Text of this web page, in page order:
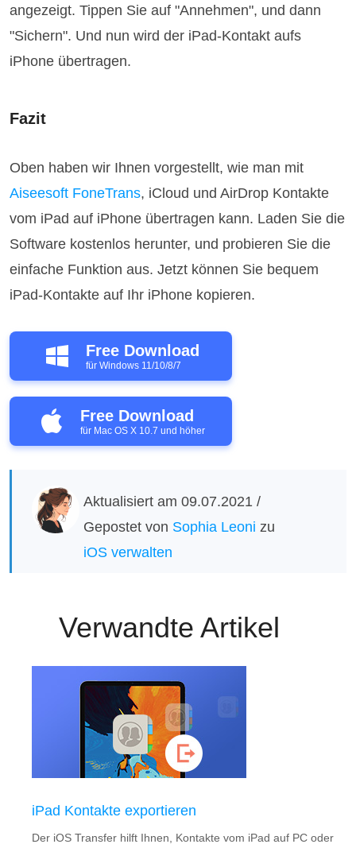
angezeigt. Tippen Sie auf "Annehmen", und dann
"Sichern". Und nun wird der iPad-Kontakt aufs
iPhone übertragen.
Fazit
Oben haben wir Ihnen vorgestellt, wie man mit
Aiseesoft FoneTrans, iCloud und AirDrop Kontakte
vom iPad auf iPhone übertragen kann. Laden Sie die
Software kostenlos herunter, und probieren Sie die
einfache Funktion aus. Jetzt können Sie bequem
iPad-Kontakte auf Ihr iPhone kopieren.
Free Download
für Windows 11/10/8/7
Free Download
für Mac OS X 10.7 und höher
Aktualisiert am 09.07.2021 /
Gepostet von Sophia Leoni zu
iOS verwalten
Verwandte Artikel
iPad Kontakte exportieren
Der iOS Transfer hilft Ihnen, Kontakte vom iPad auf PC oder